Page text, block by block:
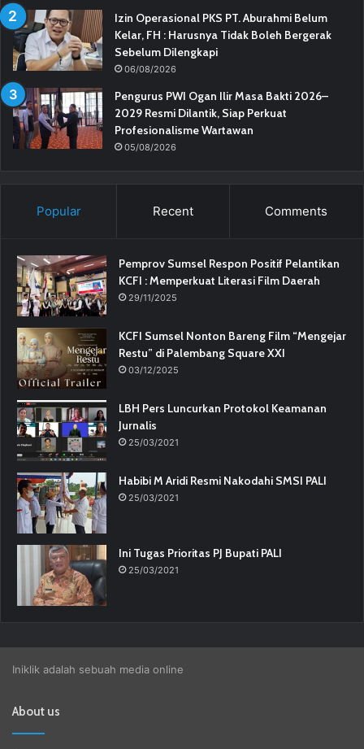
Izin Operasional PKS PT. Aburahmi Belum
Kelar, FH : Harusnya Tidak Boleh Bergerak
Sebelum Dilengkapi
06/08/2026
Pengurus PWI Ogan Ilir Masa Bakti 2026–
2029 Resmi Dilantik, Siap Perkuat
Profesionalisme Wartawan
05/08/2026
Popular Recent Comments
Pemprov Sumsel Respon Positif Pelantikan
KCFI : Memperkuat Literasi Film Daerah
29/11/2025
KCFI Sumsel Nonton Bareng Film “Mengejar
Restu” di Palembang Square XXI
03/12/2025
LBH Pers Luncurkan Protokol Keamanan
Jurnalis
25/03/2021
Habibi M Aridi Resmi Nakodahi SMSI PALI
25/03/2021
Ini Tugas Prioritas PJ Bupati PALI
25/03/2021
Iniklik adalah sebuah media online
About us